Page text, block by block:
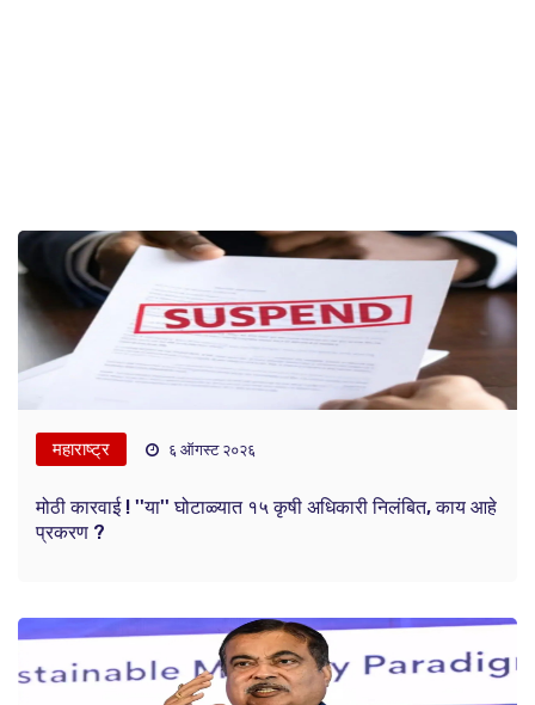
महाराष्ट्र ६ ऑगस्ट २०२६
मोठी कारवाई ! ''या'' घोटाळ्यात १५ कृषी अधिकारी निलंबित, काय आहे
प्रकरण ?